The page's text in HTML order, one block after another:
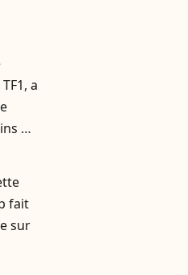
a
de
fait
sur